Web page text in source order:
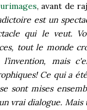
, avant de
est un
qui le veut.
tout le monde
mais
Ce qui a
sont mises
vrai dialogue.